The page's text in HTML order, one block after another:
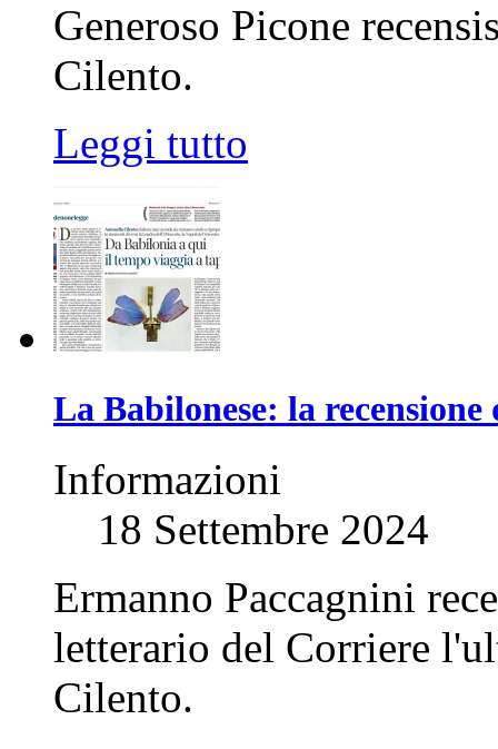
Generoso Picone
Cilento.
Leggi tutto
La Babilonese: la
Informazioni
18 Settembre 2024
Ermanno Paccagnini
letterario del Corriere
Cilento.